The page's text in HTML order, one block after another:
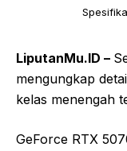
LiputanMu.ID –
mengungkap
kelas menengah
GeForce RTX